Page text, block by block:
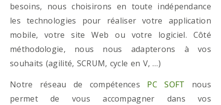
besoins, nous choisirons en toute indépendance
les technologies pour réaliser votre application
mobile, votre site Web ou votre logiciel. Côté
méthodologie, nous nous adapterons à vos
souhaits (agilité, SCRUM, cycle en V, …)
Notre réseau de compétences PC SOFT nous
permet de vous accompagner dans vos